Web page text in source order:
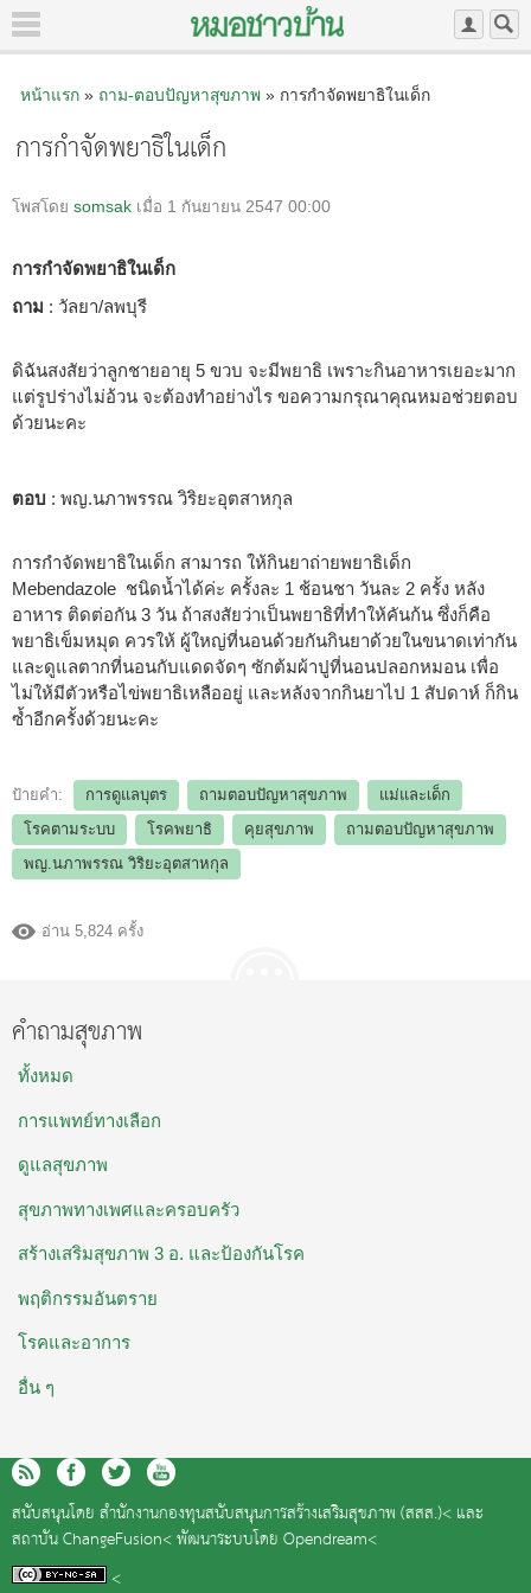
หน้าแรก» ถาม-ตอบปัญหาสุขภาพ» การกำจัดพยาธิในเด็ก
การกำจัดพยาธิในเด็ก
โพสโดย somsak เมื่อ 1 กันยายน 2547 00:00
การกำจัดพยาธิในเด็ก
ถาม : วัลยา/ลพบุรี
ดิฉันสงสัยว่าลูกชายอายุ 5 ขวบ จะมีพยาธิ เพราะกินอาหารเยอะมาก
แต่รูปร่างไม่อ้วน จะต้องทำอย่างไร ขอความกรุณาคุณหมอช่วยตอบ
ด้วยนะคะ
ตอบ : พญ.นภาพรรณ วิริยะอุตสาหกุล
การกำจัดพยาธิในเด็ก สามารถ ให้กินยาถ่ายพยาธิเด็ก
Mebendazole ชนิดน้ำได้ค่ะ ครั้งละ 1 ช้อนชา วันละ 2 ครั้ง หลัง
อาหาร ติดต่อกัน 3 วัน ถ้าสงสัยว่าเป็นพยาธิที่ทำให้คันก้น ซึ่งก็คือ
พยาธิเข็มหมุด ควรให้ ผู้ใหญ่ที่นอนด้วยกันกินยาด้วยในขนาดเท่ากัน
และดูแลตากที่นอนกับแดดจัดๆ ซักต้มผ้าปูที่นอนปลอกหมอน เพื่อ
ไม่ให้มีตัวหรือไข่พยาธิเหลืออยู่ และหลังจากกินยาไป 1 สัปดาห์ ก็กิน
ซ้ำอีกครั้งด้วยนะคะ
ป้ายคำ: การดูแลบุตร ถามตอบปัญหาสุขภาพ
แม่และเด็ก
โรคตามระบบ
โรคพยาธิ คุยสุขภาพ
ถามตอบปัญหาสุขภาพ
พญ.นภาพรรณ วิริยะอุตสาหกุล
อ่าน 5,824 ครั้ง
คำถามสุขภาพ
ทั้งหมด
การแพทย์ทางเลือก
ดูแลสุขภาพ
สุขภาพทางเพศและครอบครัว
สร้างเสริมสุขภาพ 3 อ. และป้องกันโรค
พฤติกรรมอันตราย
โรคและอาการ
อื่น ๆ
สนับสนุนโดย สำนักงานกองทุนสนับสนุนการสร้างเสริมสุขภาพ (สสส.)< และ
สถาบัน ChangeFusion<พัฒนาระบบโดย Opendream<
<